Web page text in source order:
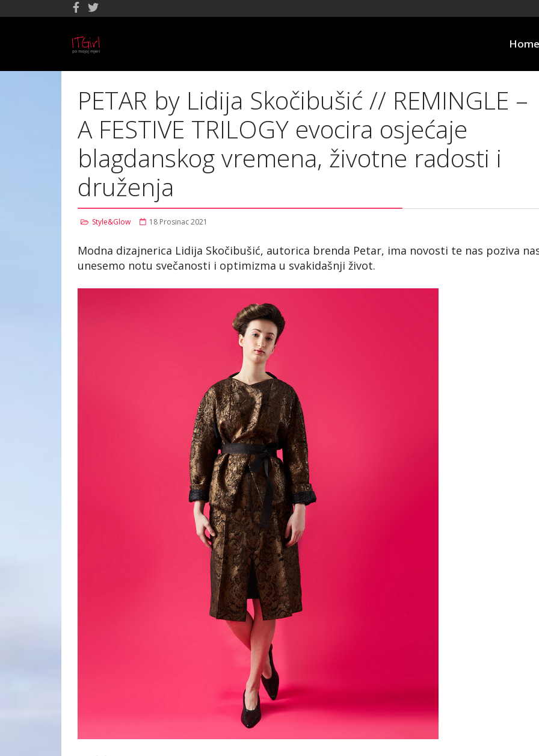
Home
PETAR by Lidija Skočibušić // REMINGLE –
A FESTIVE TRILOGY evocira osjećaje
blagdanskog vremena, životne radosti i
druženja
Style&Glow 18 Prosinac 2021
Modna dizajnerica Lidija Skočibušić, autorica brenda Petar, ima novosti te nas poziva
unesemo notu svečanosti i optimizma u svakidašnji život.